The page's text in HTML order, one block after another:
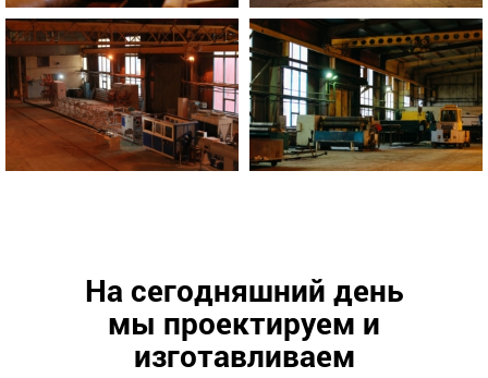
На сегодняшний день
мы проектируем и
изготавливаем